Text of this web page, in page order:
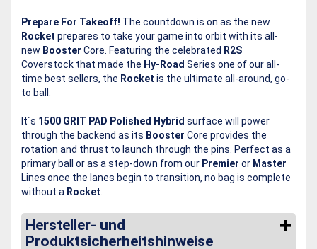
Prepare For Takeoff! The countdown is on as the new
Rocket prepares to take your game into orbit with its all-
new Booster Core. Featuring the celebrated R2S
Coverstock that made the Hy-Road Series one of our all-
time best sellers, the Rocket is the ultimate all-around, go-
to ball.
It´s 1500 GRIT PAD Polished Hybrid surface will power
through the backend as its Booster Core provides the
rotation and thrust to launch through the pins. Perfect as a
primary ball or as a step-down from our Premier or Master
Lines once the lanes begin to transition, no bag is complete
without a Rocket
Hersteller- und
Produktsicherheitshinweise